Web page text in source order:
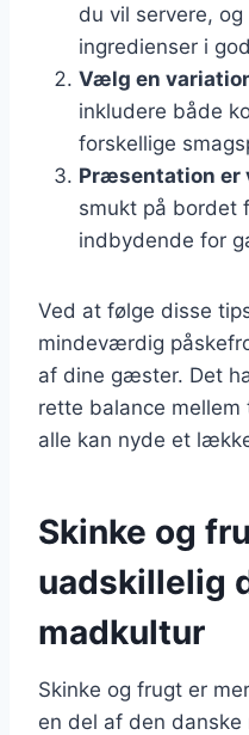
du vil servere,
ingredienser i
Vælg en
inkludere både
forskellige
Præsentation er
smukt på bordet
indbydende for
Ved at følge disse
mindeværdig
af dine gæster. Det
rette balance
alle kan nyde et
Skinke og
uadskillelig
madkultur
Skinke og frugt er
en del af den